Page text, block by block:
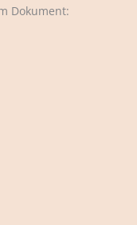
Dokument: